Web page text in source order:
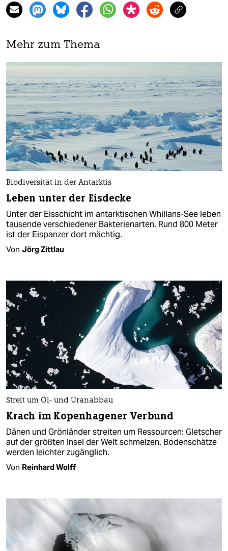
Mehr zum Thema
Biodiversität in der Antarktis
Leben unter der Eisdecke
Unter der Eisschicht im antarktischen Whillans-See leben
tausende verschiedener Bakterienarten. Rund 800 Meter
ist der Eispanzer dort mächtig.
Von Jörg Zittlau
Streit um Öl- und Uranabbau
Krach im Kopenhagener Verbund
Dänen und Grönländer streiten um Ressourcen: Gletscher
auf der größten Insel der Welt schmelzen, Bodenschätze
werden leichter zugänglich.
Von Reinhard Wolff